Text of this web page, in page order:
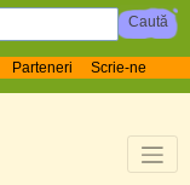
Parteneri Scrie-ne